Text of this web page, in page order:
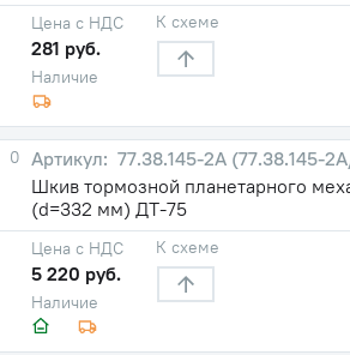
Наличие
Цена с НДС
281 руб.
К схеме
0
77.38.145-2А (77.38.145-
Шкив тормозной планетарного
(d=332 мм) ДТ-75
Наличие
Цена с НДС
5 220 руб.
К схеме